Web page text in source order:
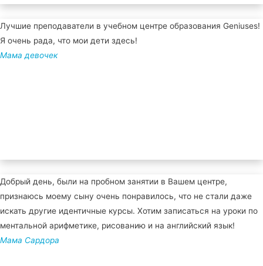
Лучшие преподаватели в учебном центре образования Geniuses!
Я очень рада, что мои дети здесь!
Мама девочек
Добрый день, были на пробном занятии в Вашем центре,
признаюсь моему сыну очень понравилось, что не стали даже
искать другие идентичные курсы. Хотим записаться на уроки по
ментальной арифметике, рисованию и на английский язык!
Мама Сардора